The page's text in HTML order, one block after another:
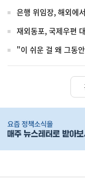
은행 위임장, 해외에
재외동포, 국제우편
"이 쉬운 걸 왜 그동
단
영